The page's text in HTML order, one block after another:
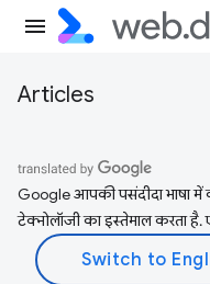
Articles
Google आपकी पसंदीदा भाषा
टेक्नोलॉजी का इस्तेमाल करता